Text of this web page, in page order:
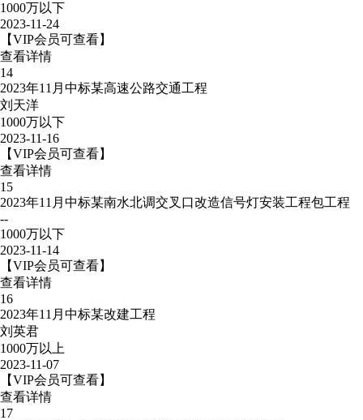
1000万以下
2023-11-24
【VIP会员可查看】
查看详情
14
2023年11月中标某高速公路交通工程
刘天洋
1000万以下
2023-11-16
【VIP会员可查看】
查看详情
15
2023年11月中标某南水北调交叉口改造信号灯安装工程包工程
--
1000万以下
2023-11-14
【VIP会员可查看】
查看详情
16
2023年11月中标某改建工程
刘英君
1000万以上
2023-11-07
【VIP会员可查看】
查看详情
17